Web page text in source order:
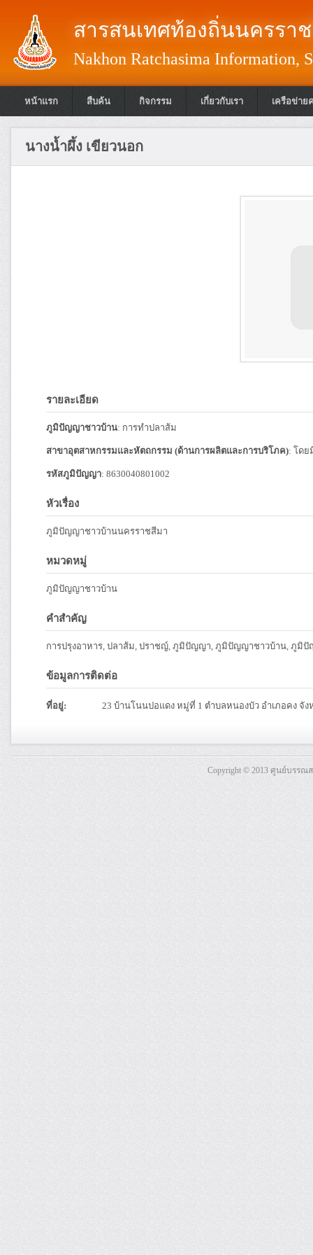
สารสนเทศท้องถิ่นนครรา
Nakhon Ratchasima Information,
หน้าแรก สืบค้น กิจกรรม เกี่ยวกับเรา เครือข่าย
นางน้ำผึ้ง เขียวนอก
รายละเอียด
ภูมิปัญญาชาวบ้าน: การทำปลาส้ม
สาขาอุตสาหกรรมและหัตถกรรม (ด้านการผลิตและการบริโภค): โด
รหัสภูมิปัญญา: 8630040801002
หัวเรื่อง
ภูมิปัญญาชาวบ้านนครราชสีมา
หมวดหมู่
ภูมิปัญญาชาวบ้าน
คำสำคัญ
การปรุงอาหาร, ปลาส้ม, ปราชญ์, ภูมิปัญญา, ภูมิปัญญาชาวบ้าน, ภูมิ
ข้อมูลการติดต่อ
ที่อยู่: 23 บ้านโนนปอแดง หมู่ที่ 1 ตำบลหนองบัว อำเภอคง จั
Copyright © 2013 ศูนย์บรร